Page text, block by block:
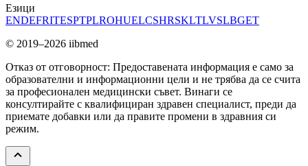
Езици
ENDEFRITESPTPLROHUELCSHRSKLTLVSLBGET
© 2019–2026 iibmed
Отказ от отговорност: Предоставената информация е само за
образователни и информационни цели и не трябва да се счита
за професионален медицински съвет. Винаги се
консултирайте с квалифициран здравен специалист, преди да
приемате добавки или да правите промени в здравния си
режим.